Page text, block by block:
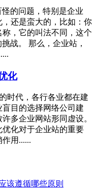
的问题，特别是企业
还是蛮大的，比如：你
，它的叫法不同，这个
战。 那么，企业站，
化
时代，各行各业都在建
目的选择网络公司建
多企业网站形同虚设。
化对于企业站的重要
用......
该遵循哪些原则